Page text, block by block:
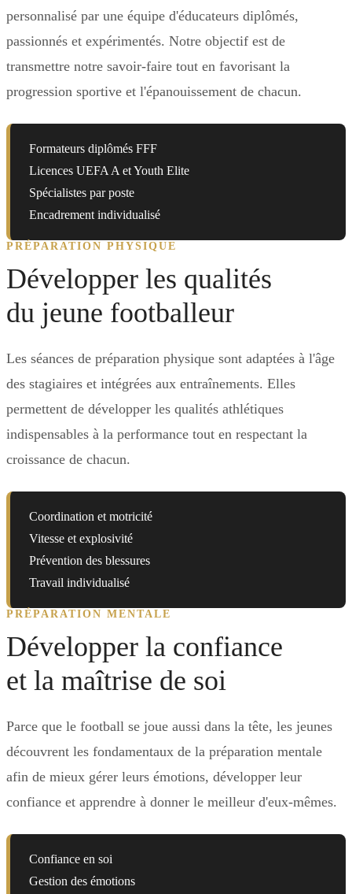
personnalisé par une équipe d'éducateurs diplômés,
passionnés et expérimentés. Notre objectif est de
transmettre notre savoir-faire tout en favorisant la
progression sportive et l'épanouissement de chacun.
Formateurs diplômés FFF
Licences UEFA A et Youth Elite
Spécialistes par poste
Encadrement individualisé
PRÉPARATION PHYSIQUE
Développer les qualités
du jeune footballeur
Les séances de préparation physique sont adaptées à l'âge
des stagiaires et intégrées aux entraînements. Elles
permettent de développer les qualités athlétiques
indispensables à la performance tout en respectant la
croissance de chacun.
Coordination et motricité
Vitesse et explosivité
Prévention des blessures
Travail individualisé
PRÉPARATION MENTALE
Développer la confiance
et la maîtrise de soi
Parce que le football se joue aussi dans la tête, les jeunes
découvrent les fondamentaux de la préparation mentale
afin de mieux gérer leurs émotions, développer leur
confiance et apprendre à donner le meilleur d'eux-mêmes.
Confiance en soi
Gestion des émotions